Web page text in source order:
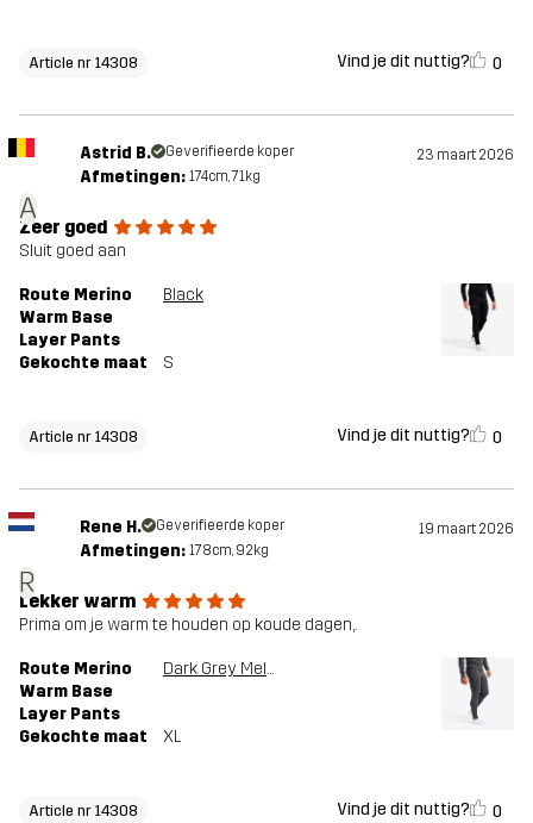
Article nr 14308 Vind je dit nuttig? 0
A
Astrid B. Geverifieerde koper 23 maart 2026
Afmetingen: 174cm, 71kg
Zeer goed
Sluit goed aan
Route Merino
Warm Base
Layer Pants
Black
Gekochte maat S
Article nr 14308 Vind je dit nuttig? 0
R
Rene H. Geverifieerde koper 19 maart 2026
Afmetingen: 178cm, 92kg
Lekker warm
Prima om je warm te houden op koude dagen,.
Route Merino
Warm Base
Layer Pants
Dark Grey Melange
Gekochte maat XL
Article nr 14308 Vind je dit nuttig? 0